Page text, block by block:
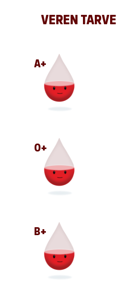
VEREN TARVE
A+
O+
B+